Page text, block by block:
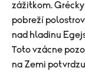
zážitkom.
pobreží
nad hladinu
Toto vzácne
na Zemi